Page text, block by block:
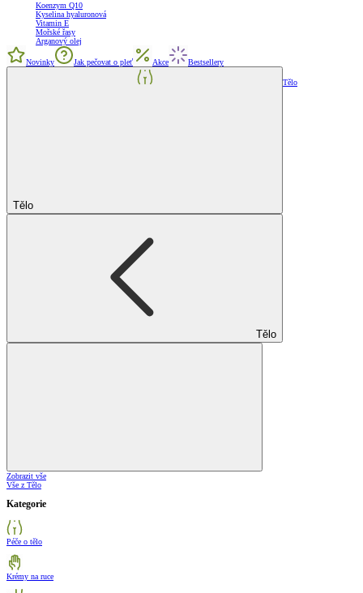
Koenzym Q10
Kyselina hyaluronová
Vitamin E
Mořské řasy
Arganový olej
Novinky Jak pečovat o pleť Akce Bestsellery
Tělo
Tělo
Tělo
Zobrazit vše
Vše z Tělo
Kategorie
Péče o tělo
Krémy na ruce